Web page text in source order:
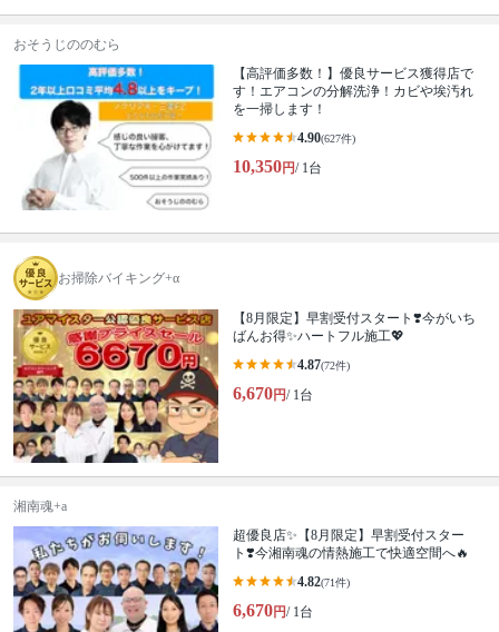
おそうじののむら
【高評価多数！】優良サービス獲得店で
す！エアコンの分解洗浄！カビや埃汚れ
を一掃します！
4.90(627件)
10,350円/ 1台
お掃除バイキング+α
【8月限定】早割受付スタート❣️今がいち
ばんお得✨ハートフル施工💖
4.87(72件)
6,670円/ 1台
湘南魂+a
超優良店✨【8月限定】早割受付スター
ト❣️今湘南魂の情熱施工で快適空間へ🔥
4.82(71件)
6,670円/ 1台